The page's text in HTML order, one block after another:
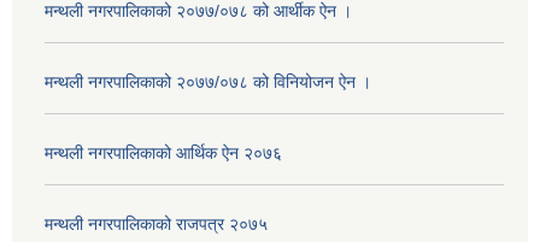
मन्थली नगरपालिकाको २०७७/०७८ को आर्थीक ऐन ।
मन्थली नगरपालिकाको २०७७/०७८ को विनियोजन ऐन ।
मन्थली नगरपालिकाको आर्थिक ऐन २०७६
मन्थली नगरपालिकाको राजपत्र २०७५